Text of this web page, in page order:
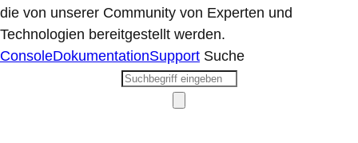
die von unserer Community von Experten und
Technologien bereitgestellt werden.
ConsoleDokumentationSupport Suche